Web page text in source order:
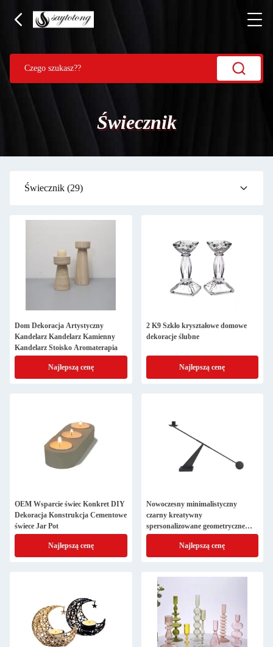
Świecznik
Świecznik (29)
Dom Dekoracja Artystyczny
Kandelarz Kandelarz Kamienny
Kandelarz Stoisko Aromaterapia
Najlepszą cenę
2 K9 Szkło kryształowe domowe
dekoracje ślubne
Najlepszą cenę
OEM Wsparcie świec Konkret DIY
Dekoracja Konstrukcja Cementowe
świece Jar Pot
Najlepszą cenę
Nowoczesny minimalistyczny
czarny kreatywny
spersonalizowane geometryczne
linie Restauracja Światło świec
Kolacja Dekoracja domowa Metal
Najlepszą cenę